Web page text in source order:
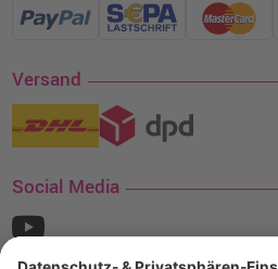
Versand
Social Media